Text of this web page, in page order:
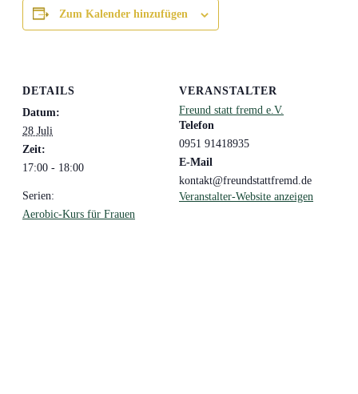
Zum Kalender hinzufügen
DETAILS
Datum:
28 Juli
Zeit:
17:00 - 18:00
Serien:
Aerobic-Kurs für Frauen
VERANSTALTER
Freund statt fremd e.V.
Telefon
0951 91418935
E-Mail
kontakt@freundstattfremd.de
Veranstalter-Website anzeigen